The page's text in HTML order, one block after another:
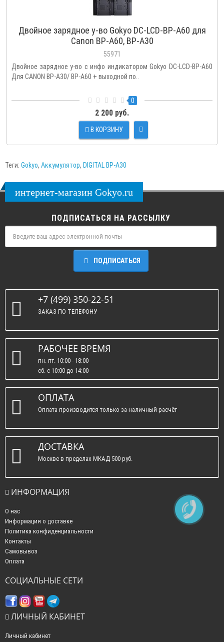
Двойное зарядное у-во Gokyo DC-LCD-BP-A60 для
Canon BP-A60, BP-A30
55971
Двойное зарядное у-во с инфо индикатором Gokyo DC-LCD-BP-A60
Для CANON BP-A30/ BP-A60 + выходной по..
0
2 200 руб.
В КОРЗИНУ
Теги: Gokyo, Аккумулятор, DIGITAL BP-A30
интернет-магазин Gokyo.ru
ПОДПИСАТЬСЯ НА РАССЫЛКУ
ПОДПИСАТЬСЯ
+7 (499) 350-22-51
ЗАКАЗ ПО ТЕЛЕФОНУ
РАБОЧЕЕ ВРЕМЯ
пн. пт. 10:00 - 18:00
сб. c 10:00 до 14:00
вс. : выходные.
ОПЛАТА
Оплата производится только за наличный расчёт
ДОСТАВКА
Москве в пределах МКАД 500 руб.
ИНФОРМАЦИЯ
О нас
Информация о доставке
Политика конфиденциальности
Контакты
Самовывоз
Оплата
СОЦИАЛЬНЫЕ СЕТИ
ЛИЧНЫЙ КАБИНЕТ
Личный кабинет